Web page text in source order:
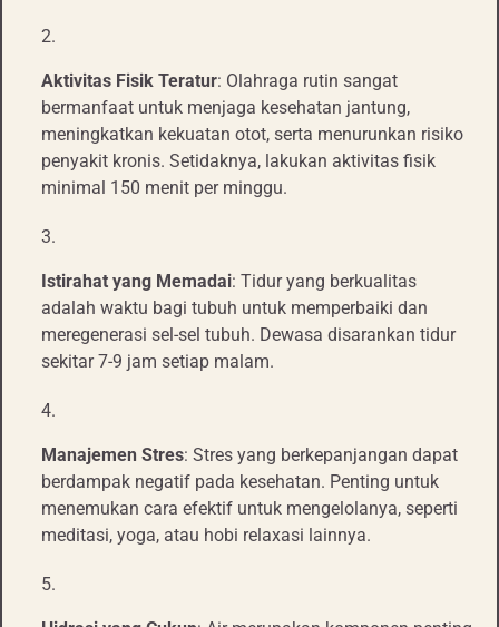
Aktivitas Fisik Teratur: Olahraga rutin sangat
bermanfaat untuk menjaga kesehatan jantung,
meningkatkan kekuatan otot, serta menurunkan risiko
penyakit kronis. Setidaknya, lakukan aktivitas fisik
minimal 150 menit per minggu.
Istirahat yang Memadai: Tidur yang berkualitas
adalah waktu bagi tubuh untuk memperbaiki dan
meregenerasi sel-sel tubuh. Dewasa disarankan tidur
sekitar 7-9 jam setiap malam.
Manajemen Stres: Stres yang berkepanjangan dapat
berdampak negatif pada kesehatan. Penting untuk
menemukan cara efektif untuk mengelolanya, seperti
meditasi, yoga, atau hobi relaxasi lainnya.